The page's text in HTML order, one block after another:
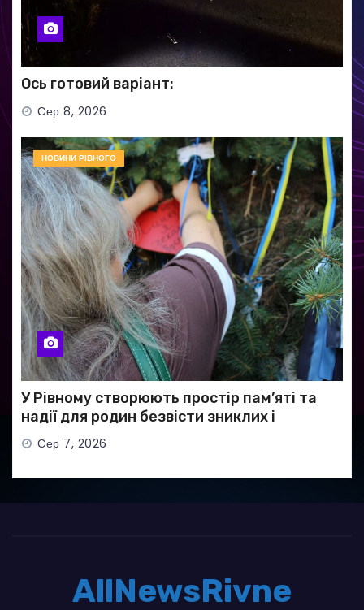
Ось готовий варіант:
Сер 8, 2026
НОВИНИ РІВНОГО
У Рівному створюють простір пам’яті та
надії для родин безвісти зниклих і
полонених військових
Сер 7, 2026
AllNewsRivne